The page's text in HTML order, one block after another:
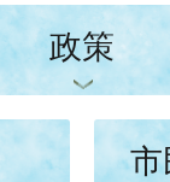
政策